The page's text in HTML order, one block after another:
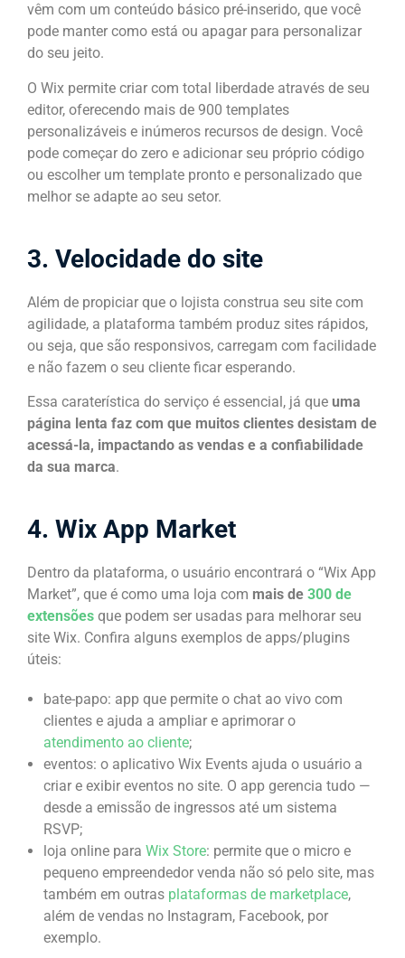
vêm com um conteúdo básico pré-inserido, que você
pode manter como está ou apagar para personalizar
do seu jeito.
O Wix permite criar com total liberdade através de seu
editor, oferecendo mais de 900 templates
personalizáveis e inúmeros recursos de design. Você
pode começar do zero e adicionar seu próprio código
ou escolher um template pronto e personalizado que
melhor se adapte ao seu setor.
3. Velocidade do site
Além de propiciar que o lojista construa seu site com
agilidade, a plataforma também produz sites rápidos,
ou seja, que são responsivos, carregam com facilidade
e não fazem o seu cliente ficar esperando.
Essa caraterística do serviço é essencial, já que uma
página lenta faz com que muitos clientes desistam de
acessá-la, impactando as vendas e a confiabilidade
da sua marca.
4. Wix App Market
Dentro da plataforma, o usuário encontrará o “Wix App
Market”, que é como uma loja com mais de 300 de
extensões que podem ser usadas para melhorar seu
site Wix. Confira alguns exemplos de apps/plugins
úteis:
bate-papo: app que permite o chat ao vivo com
clientes e ajuda a ampliar e aprimorar o
atendimento ao cliente;
eventos: o aplicativo Wix Events ajuda o usuário a
criar e exibir eventos no site. O app gerencia tudo —
desde a emissão de ingressos até um sistema
RSVP;
loja online para Wix Store: permite que o micro e
pequeno empreendedor venda não só pelo site, mas
também em outras plataformas de marketplace,
além de vendas no Instagram, Facebook, por
exemplo.